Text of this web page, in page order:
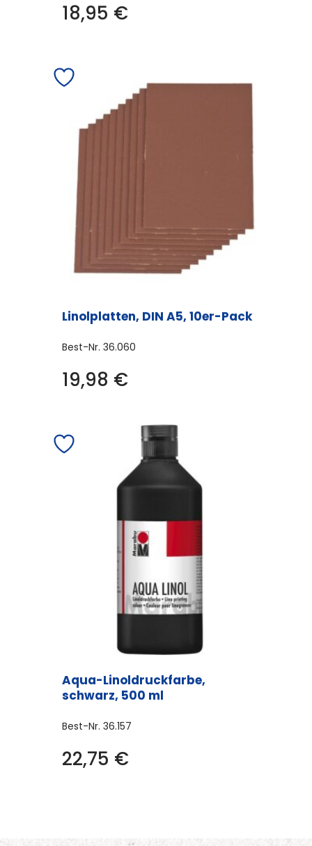
18,95 €
Linolplatten, DIN A5, 10er-Pack
Best-Nr. 36.060
19,98 €
Aqua-Linoldruckfarbe,
schwarz, 500 ml
Best-Nr. 36.157
22,75 €